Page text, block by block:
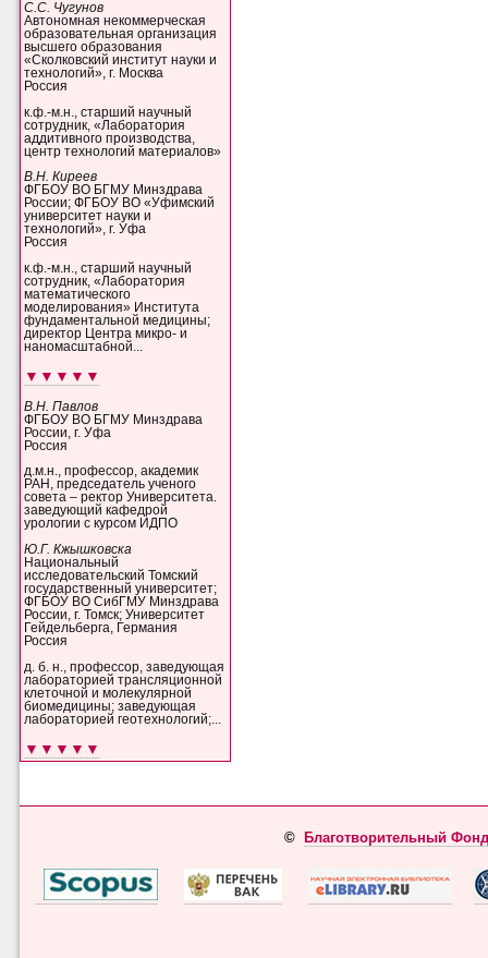
С.С. Чугунов
Автономная некоммерческая
образовательная организация
высшего образования
«Сколковский институт науки и
технологий», г. Москва
Россия
к.ф.-м.н., старший научный
сотрудник, «Лаборатория
аддитивного производства,
центр технологий материалов»
В.Н. Киреев
ФГБОУ ВО БГМУ Минздрава
России; ФГБОУ ВО «Уфимский
университет науки и
технологий», г. Уфа
Россия
к.ф.-м.н., старший научный
сотрудник, «Лаборатория
математического
моделирования» Института
фундаментальной медицины;
директор Центра микро- и
наномасштабной...
▼▼▼▼▼
В.Н. Павлов
ФГБОУ ВО БГМУ Минздрава
России, г. Уфа
Россия
д.м.н., профессор, академик
РАН, председатель ученого
совета – ректор Университета.
заведующий кафедрой
урологии с курсом ИДПО
Ю.Г. Кжышковска
Национальный
исследовательский Томский
государственный университет;
ФГБОУ ВО СибГМУ Минздрава
России, г. Томск; Университет
Гейдельберга, Германия
Россия
д. б. н., профессор, заведующая
лабораторией трансляционной
клеточной и молекулярной
биомедицины; заведующая
лабораторией геотехнологий;...
▼▼▼▼▼
© Благотворительный